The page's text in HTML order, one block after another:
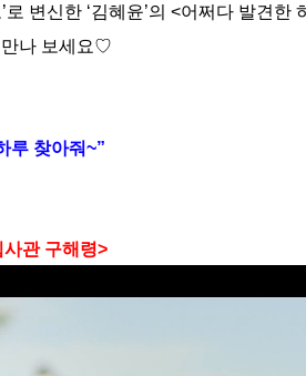
변신한 ‘김혜윤’의 <어쩌다 발견한
만나 보세요♡
루 찾아줘~”
사관 구해령>